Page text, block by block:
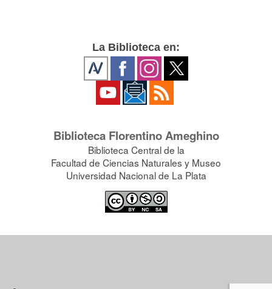
La Biblioteca en:
Biblioteca Florentino Ameghino
Biblioteca Central de la
Facultad de Ciencias Naturales y Museo
Universidad Nacional de La Plata